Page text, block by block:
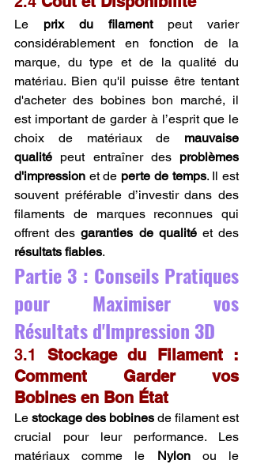
Le prix du filament peut varier
considérablement en fonction de la
marque, du type et de la qualité du
matériau. Bien qu'il puisse être tentant
d'acheter des bobines bon marché, il
est important de garder à l’esprit que le
choix de matériaux de mauvaise
qualité peut entraîner des problèmes
d'impression et de perte de temps. Il est
souvent préférable d’investir dans des
filaments de marques reconnues qui
offrent des garanties de qualité
résultats fiables.
Partie 3 : Conseils Pratiques
pour Maximiser vos
Résultats d'Impression 3D
3.1 Stockage du Filament :
Comment Garder vos
Bobines en Bon État
Le stockage des bobines de filament est
crucial pour leur performance. Les
matériaux comme le Nylon